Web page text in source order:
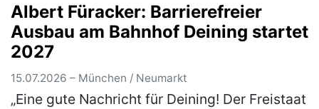
3. Nachtrag für die baulichen Brandschutz…
(mehr)
Albert Füracker: Barrierefreier
Ausbau am Bahnhof Deining startet
2027
15.07.2026 – München / Neumarkt
„Eine gute Nachricht für Deining! Der Freistaat